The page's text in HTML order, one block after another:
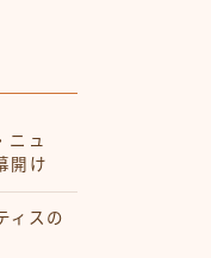
ニュ
開け
ィスの